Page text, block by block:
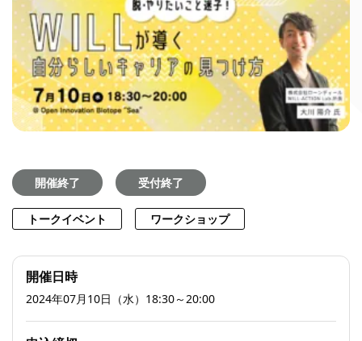
開催終了 受付終了
トークイベント ワークショップ
開催日時
2024年07月10日（水）18:30～20:00